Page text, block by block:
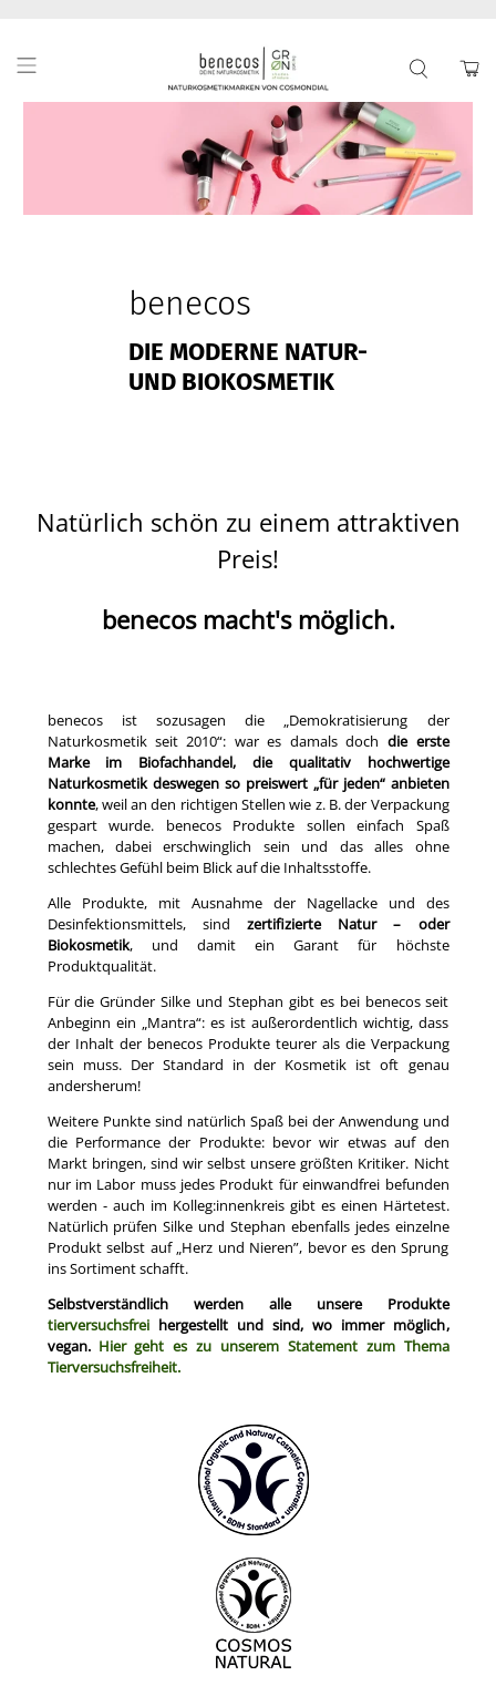
benecos
DIE MODERNE NATUR-
UND BIOKOSMETIK
Natürlich schön zu einem attraktiven
Preis!
benecos macht's möglich.
benecos ist sozusagen die „Demokratisierung der
Naturkosmetik seit 2010“: war es damals doch die erste
Marke im Biofachhandel, die qualitativ hochwertige
Naturkosmetik deswegen so preiswert „für jeden“ anbieten
konnte, weil an den richtigen Stellen wie z. B. der Verpackung
gespart wurde. benecos Produkte sollen einfach Spaß
machen, dabei erschwinglich sein und das alles ohne
schlechtes Gefühl beim Blick auf die Inhaltsstoffe.
Alle Produkte, mit Ausnahme der Nagellacke und des
Desinfektionsmittels, sind zertifizierte Natur – oder
Biokosmetik, und damit ein Garant für höchste
Produktqualität.
Für die Gründer Silke und Stephan gibt es bei benecos seit
Anbeginn ein „Mantra“: es ist außerordentlich wichtig, dass
der Inhalt der benecos Produkte teurer als die Verpackung
sein muss. Der Standard in der Kosmetik ist oft genau
andersherum!
Weitere Punkte sind natürlich Spaß bei der Anwendung und
die Performance der Produkte: bevor wir etwas auf den
Markt bringen, sind wir selbst unsere größten Kritiker. Nicht
nur im Labor muss jedes Produkt für einwandfrei befunden
werden - auch im Kolleg:innenkreis gibt es einen Härtetest.
Natürlich prüfen Silke und Stephan ebenfalls jedes einzelne
Produkt selbst auf „Herz und Nieren”, bevor es den Sprung
ins Sortiment schafft.
Selbstverständlich werden alle unsere Produkte
tierversuchsfrei hergestellt und sind, wo immer möglich,
vegan. Hier geht es zu unserem Statement zum Thema
Tierversuchsfreiheit.